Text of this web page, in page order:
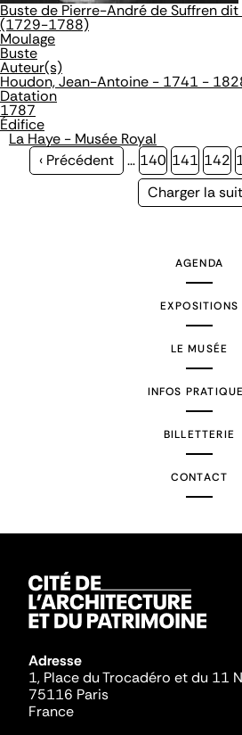
Buste de Pierre-André de Suffren
(1729-1788)
Moulage
Buste
Auteur(s)
Houdon, Jean-Antoine - 1741 -
Datation
1787
Édifice
La Haye - Musée Royal
Page
‹ Précédent … Page
140 Page
141 Page
142
Page
Charger la
AGENDA
EXPOSITIONS
LE MUSÉE
INFOS
BILLETTERIE
CONTACT
Adresse
1, Place du Trocadéro et du 11
75116 Paris
France